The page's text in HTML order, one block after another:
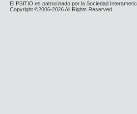
El PSITIO es patrocinado por la Sociedad
Copyright ©2006-2026 All Rights Reserved